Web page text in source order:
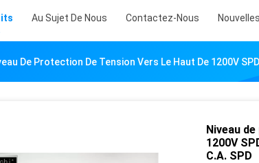
Au Sujet De Nous Contactez-Nous Nouvelles
De Protection De Tension Vers Le Haut De 1200V
Niveau
1200V
C.A. SPD